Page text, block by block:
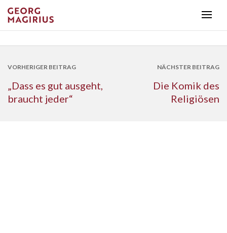
VORHERIGER BEITRAG
„Dass es gut ausgeht,
braucht jeder“
NÄCHSTER BEITRAG
Die Komik des
Religiösen